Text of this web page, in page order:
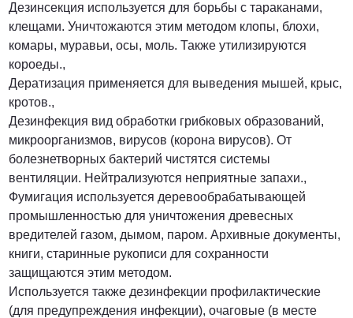
Дезинсекция используется для борьбы с тараканами,
клещами. Уничтожаются этим методом клопы, блохи,
комары, муравьи, осы, моль. Также утилизируются
короеды.,
Дератизация применяется для выведения мышей, крыс,
кротов.,
Дезинфекция вид обработки грибковых образований,
микроорганизмов, вирусов (корона вирусов). От
болезнетворных бактерий чистятся системы
вентиляции. Нейтрализуются неприятные запахи.,
Фумигация используется деревообрабатывающей
промышленностью для уничтожения древесных
вредителей газом, дымом, паром. Архивные документы,
книги, старинные рукописи для сохранности
защищаются этим методом.
Используется также дезинфекции профилактические
(для предупреждения инфекции), очаговые (в месте